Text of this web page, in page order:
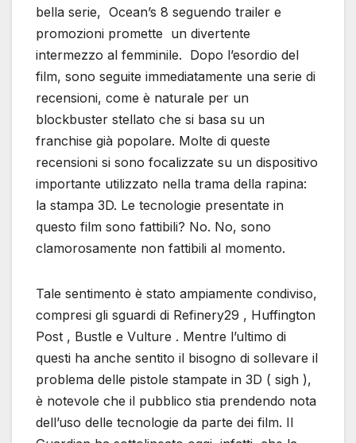
bella serie, Ocean’s 8 seguendo trailer e
promozioni promette un divertente
intermezzo al femminile. Dopo l’esordio del
film, sono seguite immediatamente una serie di
recensioni, come è naturale per un
blockbuster stellato che si basa su un
franchise già popolare. Molte di queste
recensioni si sono focalizzate su un dispositivo
importante utilizzato nella trama della rapina:
la stampa 3D. Le tecnologie presentate in
questo film sono fattibili? No. No, sono
clamorosamente non fattibili al momento.
Tale sentimento è stato ampiamente condiviso,
compresi gli sguardi di Refinery29 , Huffington
Post , Bustle e Vulture . Mentre l’ultimo di
questi ha anche sentito il bisogno di sollevare il
problema delle pistole stampate in 3D ( sigh ),
è notevole che il pubblico stia prendendo nota
dell’uso delle tecnologie da parte dei film. Il